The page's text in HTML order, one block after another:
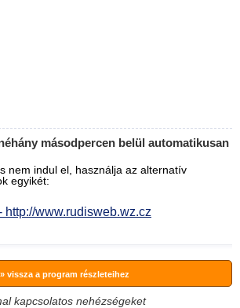
másodpercen belül automatikusan
nem indul el, használja az alternatív
egyikét:
http://www.rudisweb.wz.cz
» vissza a program részleteihez
kapcsolatos nehézségeket